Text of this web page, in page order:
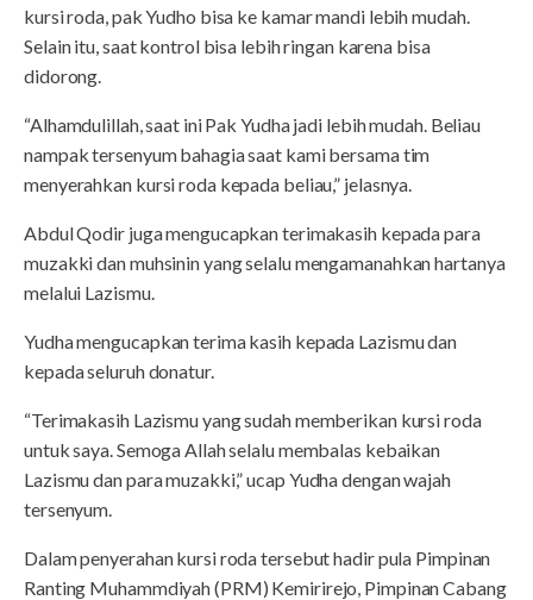
kursi roda, pak Yudho bisa ke kamar mandi lebih mudah.
Selain itu, saat kontrol bisa lebih ringan karena bisa
didorong.
“Alhamdulillah, saat ini Pak Yudha jadi lebih mudah. Beliau
nampak tersenyum bahagia saat kami bersama tim
menyerahkan kursi roda kepada beliau,” jelasnya.
Abdul Qodir juga mengucapkan terimakasih kepada para
muzakki dan muhsinin yang selalu mengamanahkan hartanya
melalui Lazismu.
Yudha mengucapkan terima kasih kepada Lazismu dan
kepada seluruh donatur.
“Terimakasih Lazismu yang sudah memberikan kursi roda
untuk saya. Semoga Allah selalu membalas kebaikan
Lazismu dan para muzakki,” ucap Yudha dengan wajah
tersenyum.
Dalam penyerahan kursi roda tersebut hadir pula Pimpinan
Ranting Muhammdiyah (PRM) Kemirirejo, Pimpinan Cabang